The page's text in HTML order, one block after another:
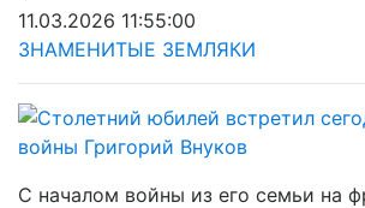
11.03.2026 11:55:00
ЗНАМЕНИТЫЕ ЗЕМЛЯКИ
С началом войны из его семьи на